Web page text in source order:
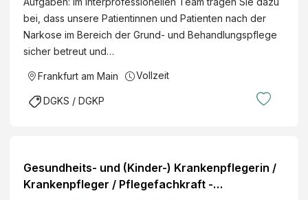
bei, dass unsere Patientinnen und Patienten nach der
Narkose im Bereich der Grund- und Behandlungspflege
sicher betreut und…
Frankfurt am Main Vollzeit
DGKS / DGKP
Gesundheits- und (Kinder-) Krankenpflegerin /
Krankenpfleger / Pflegefachkraft -